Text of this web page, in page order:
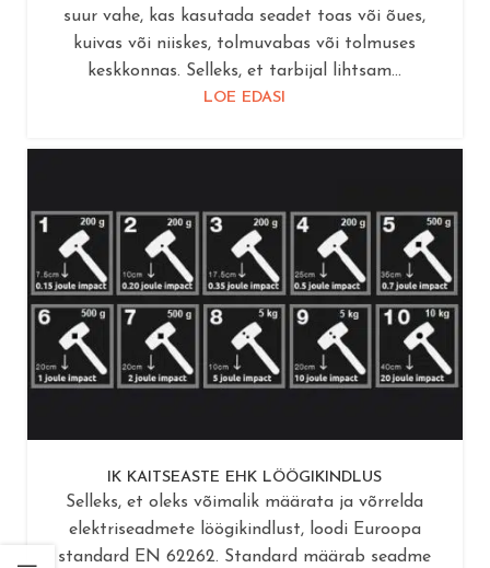
suur vahe, kas kasutada seadet toas või õues,
kuivas või niiskes, tolmuvabas või tolmuses
keskkonnas. Selleks, et tarbijal lihtsam...
LOE EDASI
IK KAITSEASTE EHK LÖÖGIKINDLUS
Selleks, et oleks võimalik määrata ja võrrelda
elektriseadmete löögikindlust, loodi Euroopa
standard EN 62262. Standard määrab seadme